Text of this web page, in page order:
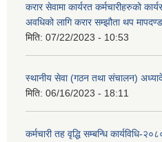
करार सेवामा कार्यरत कर्मचारीहरुको
अवधिको लागि करार सम्झौता थप मापदण्ड
मिति: 07/22/2023 - 10:53
स्थानीय सेवा (गठन तथा संचालन)
मिति: 06/16/2023 - 18:11
कर्मचारी तह वृद्धि सम्बन्धि कार्यविधि-